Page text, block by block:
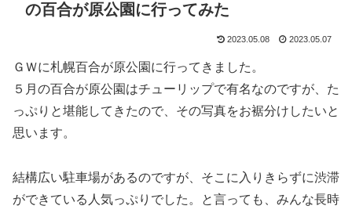
の百合が原公園に行ってみた
2023.05.08 2023.05.07
ＧＷに札幌百合が原公園に行ってきました。
５月の百合が原公園はチューリップで有名なのですが、た
っぷりと堪能してきたので、その写真をお裾分けしたいと
思います。
結構広い駐車場があるのですが、そこに入りきらずに渋滞
ができている人気っぷりでした。と言っても、みんな長時